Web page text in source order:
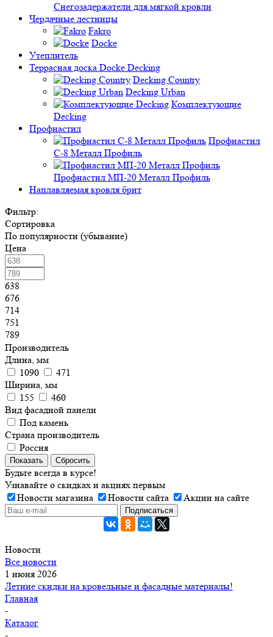
Снегозадержатели для мягкой кровли
Чердачные лестницы
Fakro
Docke
Утеплитель
Террасная доска Docke Decking
Decking Country
Decking Urban
Комплектующие
Decking
Профнастил
Профнастил
C-8 Металл Профиль
Профнастил МП-20 Металл Профиль
Наплавляемая кровля брит
Фильтр:
Сортировка
По популярности (убывание)
Цена
638
676
714
751
789
Производитель
Длина, мм
1090
471
Ширина, мм
155
460
Вид фасадной панели
Под камень
Страна производитель
Россия
Показать Сбросить
Будьте всегда в курсе!
Узнавайте о скидках и акциях первым
Новости магазина
Новости сайта Акции на сайте
Новости
Все новости
1 июня 2026
Летние скидки на кровельные и фасадные материалы!
Главная
-
Каталог